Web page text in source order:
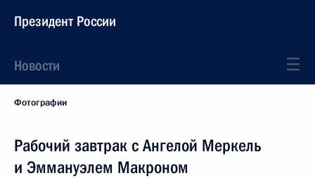
Президент России
Новости
Фотографии
Рабочий завтрак с Ангелой Меркель
и Эммануэлем Макроном